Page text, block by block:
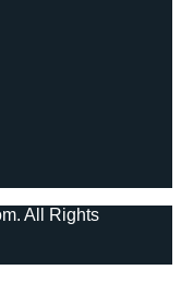
All Rights